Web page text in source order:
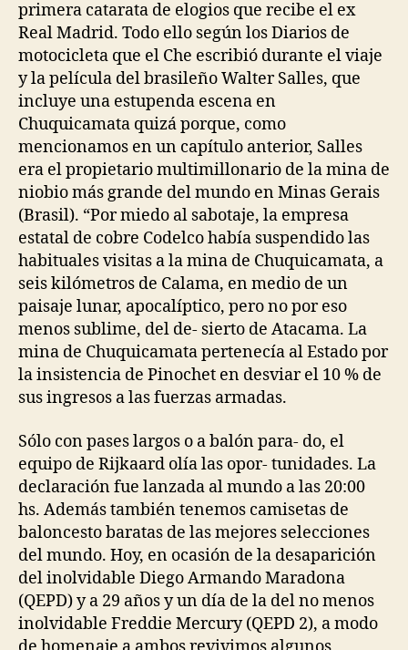
primera catarata de elogios que recibe el ex
Real Madrid. Todo ello según los Diarios de
motocicleta que el Che escribió durante el viaje
y la película del brasileño Walter Salles, que
incluye una estupenda escena en
Chuquicamata quizá porque, como
mencionamos en un capítulo anterior, Salles
era el propietario multimillonario de la mina de
niobio más grande del mundo en Minas Gerais
(Brasil). “Por miedo al sabotaje, la empresa
estatal de cobre Codelco había suspendido las
habituales visitas a la mina de Chuquicamata, a
seis kilómetros de Calama, en medio de un
paisaje lunar, apocalíptico, pero no por eso
menos sublime, del de- sierto de Atacama. La
mina de Chuquicamata pertenecía al Estado por
la insistencia de Pinochet en desviar el 10 % de
sus ingresos a las fuerzas armadas.
Sólo con pases largos o a balón para- do, el
equipo de Rijkaard olía las opor- tunidades. La
declaración fue lanzada al mundo a las 20:00
hs. Además también tenemos camisetas de
baloncesto baratas de las mejores selecciones
del mundo. Hoy, en ocasión de la desaparición
del inolvidable Diego Armando Maradona
(QEPD) y a 29 años y un día de la del no menos
inolvidable Freddie Mercury (QEPD 2), a modo